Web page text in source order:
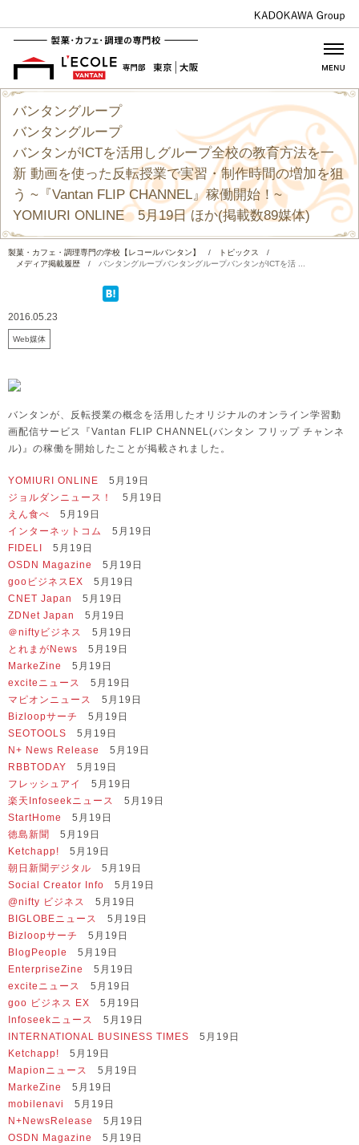
バンタングループ
バンタングループ
バンタンがICTを活用しグループ全校の教育方法を一
新 動画を使った反転授業で実習・制作時間の増加を狙
う ~『Vantan FLIP CHANNEL』稼働開始！~
YOMIURI ONLINE 5月19日 ほか(掲載数89媒体)
製菓・カフェ・調理専門の学校【レコールバンタン】 / トピックス
/
メディア掲載履歴
/ バンタングループバンタングループバンタンがICTを活 ...
2016.05.23
Web媒体
バンタンが、反転授業の概念を活用したオリジナルのオンライン学習動
画配信サービス『Vantan FLIP CHANNEL(バンタン フリップ チャンネ
ル)』の稼働を開始したことが掲載されました。
YOMIURI ONLINE 5月19日
ジョルダンニュース！
5月19日
えん食べ 5月19日
インターネットコム
5月19日
FIDELI
5月19日
OSDN Magazine
5月19日
gooビジネスEX 5月19日
CNET Japan
5月19日
ZDNet Japan
5月19日
＠niftyビジネス
5月19日
とれまがNews 5月19日
MarkeZine
5月19日
exciteニュース
5月19日
マピオンニュース
5月19日
Bizloopサーチ
5月19日
SEOTOOLS 5月19日
N+ News Release
5月19日
RBBTODAY 5月19日
フレッシュアイ
5月19日
楽天Infoseekニュース
5月19日
StartHome
5月19日
徳島新聞
5月19日
Ketchapp! 5月19日
朝日新聞デジタル 5月19日
Social Creator Info 5月19日
@nifty ビジネス
5月19日
BIGLOBEニュース
5月19日
Bizloopサーチ
5月19日
BlogPeople
5月19日
EnterpriseZine
5月19日
exciteニュース
5月19日
goo ビジネス EX 5月19日
Infoseekニュース
5月19日
INTERNATIONAL BUSINESS TIMES 5月19日
Ketchapp! 5月19日
Mapionニュース
5月19日
MarkeZine
5月19日
mobilenavi
5月19日
N+NewsRelease
5月19日
OSDN Magazine
5月19日